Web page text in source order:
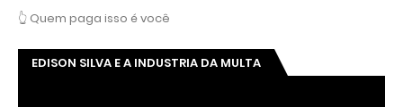
👆 Quem paga isso é você
EDISON SILVA E A INDUSTRIA DA MULTA